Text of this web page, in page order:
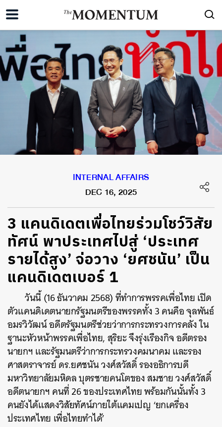
INTERNAL AFFAIRS
DEC 16, 2025
3 แคนดิเดตเพื่อไทยร่วมโชว์วิสัย
ทัศน์ พาประเทศไปสู่ ‘ประเทศ
รายได้สูง’ จ่อวาง ‘ยศชนัน’ เป็น
แคนดิเดตเบอร์ 1
วันนี้ (16 ธันวาคม 2568) ที่ทำการพรรคเพื่อไทย เปิด
ตัวแคนดิเดตนายกรัฐมนตรีของพรรคทั้ง 3 คนคือ จุลพันธ์
อมรวิวัฒน์ อดีตรัฐมนตรีช่วยว่าการกระทรวงการคลัง ใน
ฐานะหัวหน้าพรรคเพื่อไทย, สุริยะ จึงรุ่งเรืองกิจ อดีตรอง
นายกฯ​ และรัฐมนตรีว่าการกระทรวงคมนาคม และรอง
ศาสตราจารย์ ดร.ยศชนัน วงศ์สวัสดิ์ รองอธิการบดี
มหาวิทยาลัยมหิดล บุตรชายคนโตของ สมชาย วงศ์สวัสดิ์
อดีตนายกฯ คนที่ 26 ของประเทศไทย พร้อมกันนั้นทั้ง 3
คนยังได้แสดงวิสัยทัศน์ภายใต้แคมเปญ ‘ยกเครื่อง
ประเทศไทย เพื่อไทยทำได้’